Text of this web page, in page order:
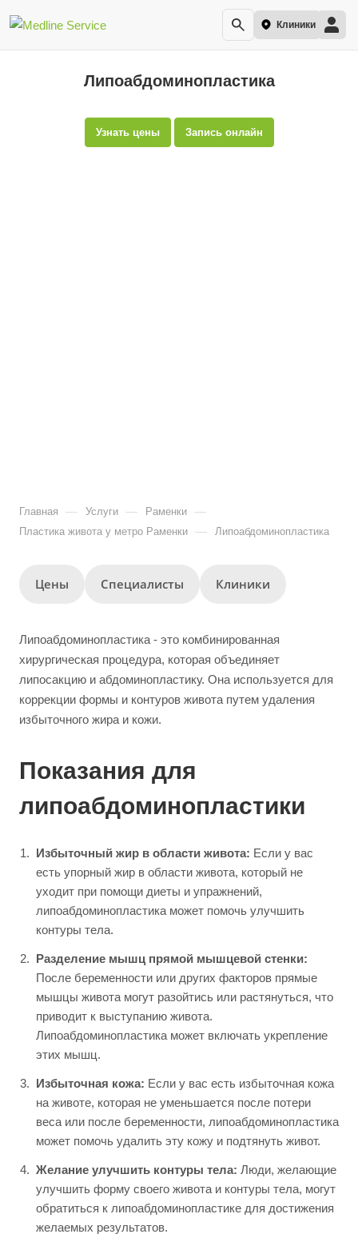
Клиники
Липоабдоминопластика
Узнать цены Запись онлайн
Главная — Услуги — Раменки —
Пластика живота у метро Раменки — Липоабдоминопластика
Цены Специалисты Клиники
Липоабдоминопластика - это комбинированная
хирургическая процедура, которая объединяет
липосакцию и абдоминопластику. Она используется для
коррекции формы и контуров живота путем удаления
избыточного жира и кожи.
Показания для
липоабдоминопластики
Избыточный жир в области живота: Если у вас
есть упорный жир в области живота, который не
уходит при помощи диеты и упражнений,
липоабдоминопластика может помочь улучшить
контуры тела.
Разделение мышц прямой мышцевой стенки:
После беременности или других факторов прямые
мышцы живота могут разойтись или растянуться, что
приводит к выступанию живота.
Липоабдоминопластика может включать укрепление
этих мышц.
Избыточная кожа: Если у вас есть избыточная кожа
на животе, которая не уменьшается после потери
веса или после беременности, липоабдоминопластика
может помочь удалить эту кожу и подтянуть живот.
Желание улучшить контуры тела: Люди, желающие
улучшить форму своего живота и контуры тела, могут
обратиться к липоабдоминопластике для достижения
желаемых результатов.